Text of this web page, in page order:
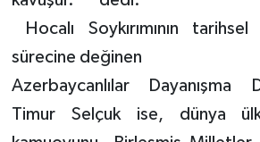
Hocalı Soykırımının
sürecine değinen
Azerbaycanlılar Dayanışma
Timur Selçuk ise, dünya